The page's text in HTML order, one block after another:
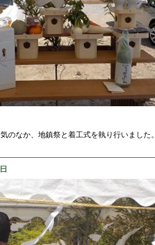
のなか、地鎮祭と着工式を執り行いました。